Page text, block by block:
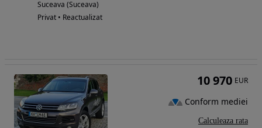
Suceava (Suceava)
Privat • Reactualizat
10 970 EUR
Conform mediei
Calculeaza rata